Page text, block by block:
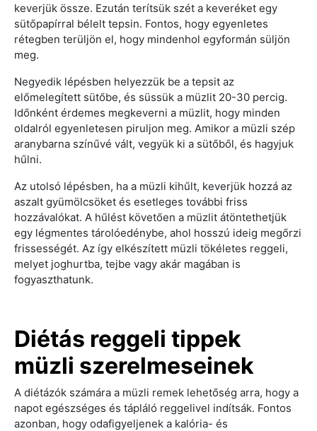
keverjük össze. Ezután terítsük szét a keveréket egy
sütőpapírral bélelt tepsin. Fontos, hogy egyenletes
rétegben terüljön el, hogy mindenhol egyformán süljön
meg.
Negyedik lépésben helyezzük be a tepsit az
előmelegített sütőbe, és süssük a müzlit 20-30 percig.
Időnként érdemes megkeverni a müzlit, hogy minden
oldalról egyenletesen piruljon meg. Amikor a müzli szép
aranybarna színűvé vált, vegyük ki a sütőből, és hagyjuk
hűlni.
Az utolsó lépésben, ha a müzli kihűlt, keverjük hozzá az
aszalt gyümölcsöket és esetleges további friss
hozzávalókat. A hűlést követően a müzlit átöntethetjük
egy légmentes tárolóedénybe, ahol hosszú ideig megőrzi
frissességét. Az így elkészített müzli tökéletes reggeli,
melyet joghurtba, tejbe vagy akár magában is
fogyaszthatunk.
Diétás reggeli tippek
müzli szerelmeseinek
A diétázók számára a müzli remek lehetőség arra, hogy a
napot egészséges és tápláló reggelivel indítsák. Fontos
azonban, hogy odafigyeljenek a kalória- és